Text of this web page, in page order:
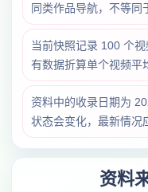
同类作品导航，不等同
当前快照记录 100 个
有数据折算单个视频平
资料中的收录日期为
状态会变化，最新情况
资料